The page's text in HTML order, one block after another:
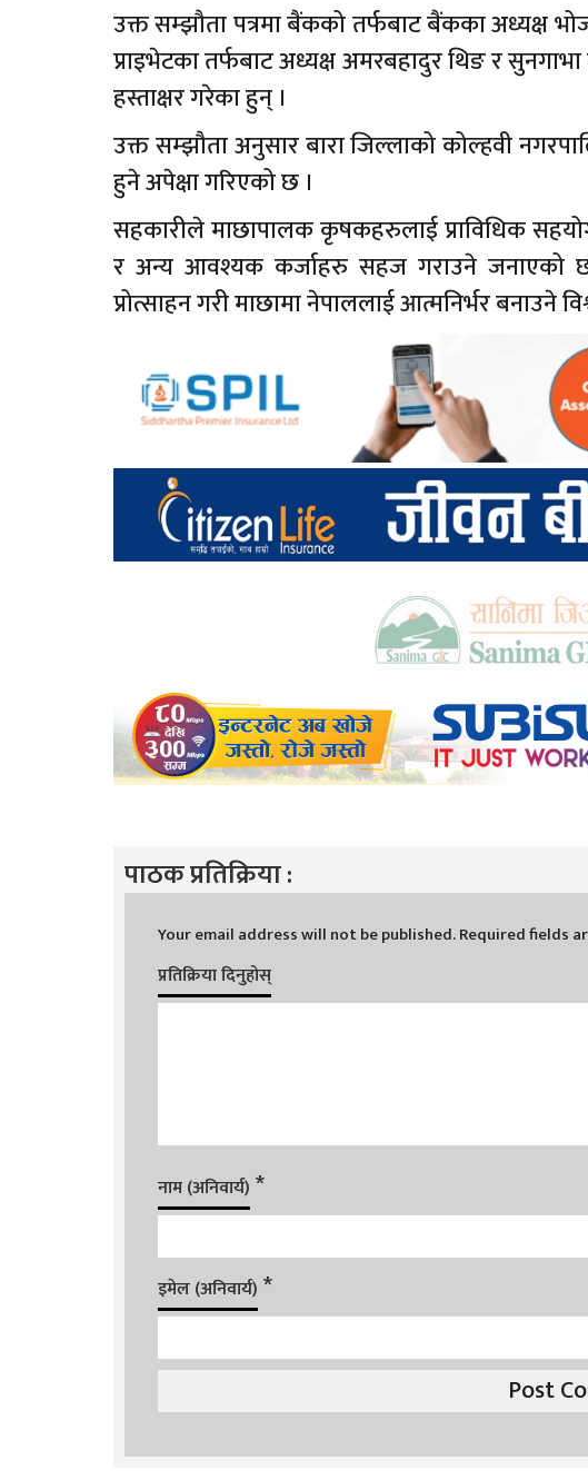
उक्त सम्झौता पत्रमा बैंकको तर्फबाट बैंकका अध्यक्ष
प्राइभेटका तर्फबाट अध्यक्ष अमरबहादुर थिङ र
हस्ताक्षर गरेका हुन् ।
उक्त सम्झौता अनुसार बारा जिल्लाको कोल्हवी
हुने अपेक्षा गरिएको छ ।
सहकारीले माछापालक कृषकहरुलाई प्राविधिक
र अन्य आवश्यक कर्जाहरु सहज गराउने जनाएको
प्रोत्साहन गरी माछामा नेपाललाई आत्मनिर्भर बनाउने
पाठक प्रतिक्रिया :
Your email address will not be published.Required fields
प्रतिक्रिया दिनुहोस्
नाम (अनिवार्य) *
इमेल (अनिवार्य) *